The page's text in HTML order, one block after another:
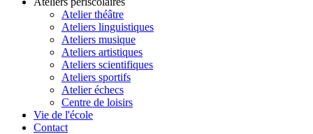
Atelier théâtre
Ateliers linguistiques
Ateliers musique
Ateliers artistiques
Ateliers scientifiques
Ateliers sportifs
Atelier échecs
Centre de loisirs
Vie de l'école
Contact